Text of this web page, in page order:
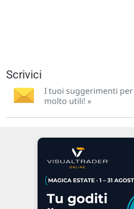
Scrivici
I tuoi suggerimenti
molto utili! »
Via Macanno,
P.IVA 02 452